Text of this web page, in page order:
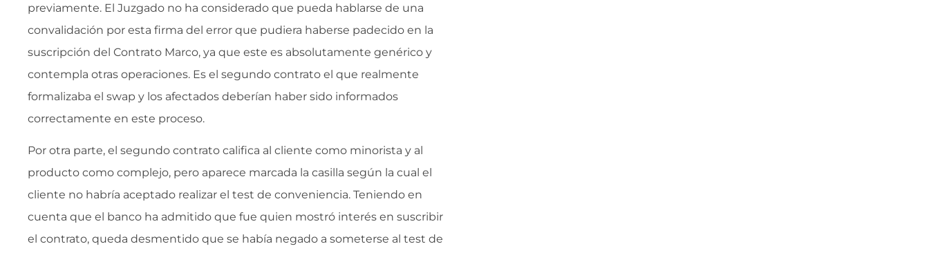
previamente. El Juzgado no ha considerado que pueda hablarse de una
convalidación por esta firma del error que pudiera haberse padecido en la
suscripción del Contrato Marco, ya que este es absolutamente genérico y
contempla otras operaciones. Es el segundo contrato el que realmente
formalizaba el swap y los afectados deberían haber sido informados
correctamente en este proceso.
Por otra parte, el segundo contrato califica al cliente como minorista y al
producto como complejo, pero aparece marcada la casilla según la cual el
cliente no habría aceptado realizar el test de conveniencia. Teniendo en
cuenta que el banco ha admitido que fue quien mostró interés en suscribir
el contrato, queda desmentido que se había negado a someterse al test de